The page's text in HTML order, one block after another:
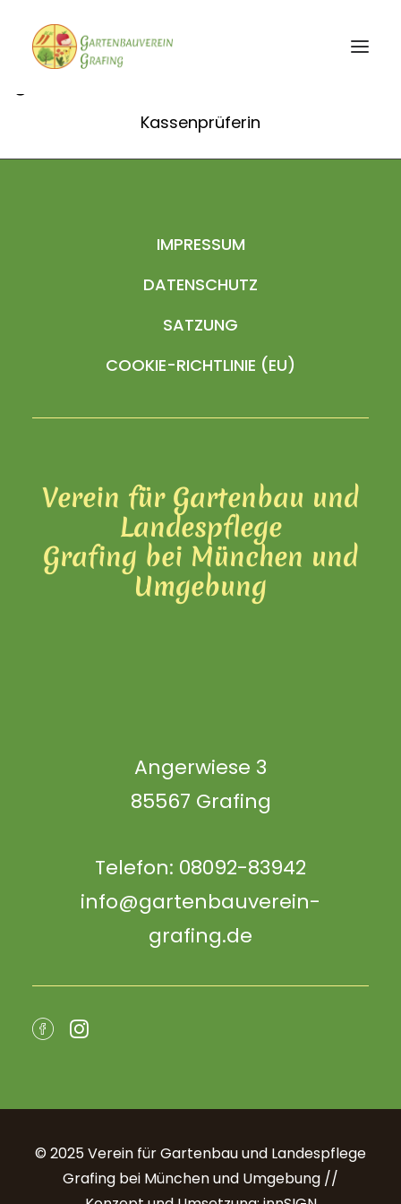
Gertrud Bader
Kassenprüferin
IMPRESSUM
DATENSCHUTZ
SATZUNG
COOKIE-RICHTLINIE (EU)
Verein für Gartenbau und
Landespflege
Grafing bei München und
Umgebung
Angerwiese 3
85567 Grafing
Telefon: 08092-83942
info@gartenbauverein-
grafing.de
© 2025 Verein für Gartenbau und Landespflege
Grafing bei München und Umgebung //